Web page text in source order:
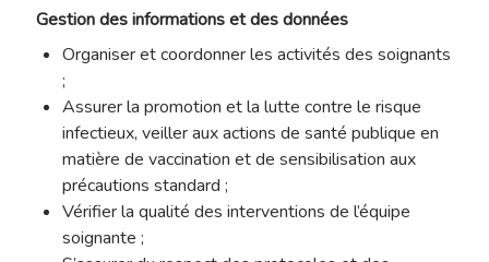
Gestion des informations et des données
Organiser et coordonner les activités des soignants
;
Assurer la promotion et la lutte contre le risque
infectieux, veiller aux actions de santé publique en
matière de vaccination et de sensibilisation aux
précautions standard ;
Vérifier la qualité des interventions de l’équipe
soignante ;